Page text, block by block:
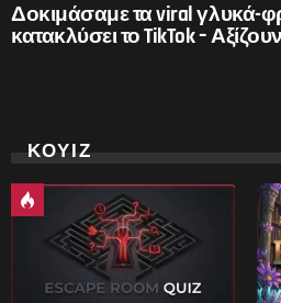
Δοκιμάσαμε τα viral γλυκά-
κατακλύσει το TikTok –
ΚΟΥΙΖ